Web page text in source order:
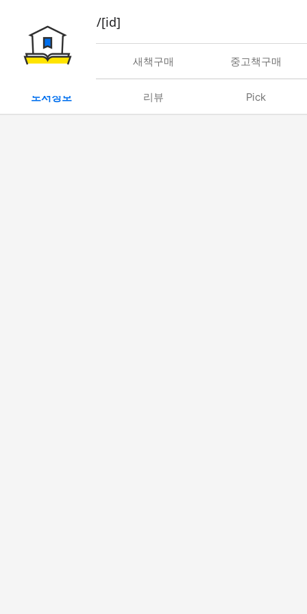
book/rent/[id]
대여 새책구매 중고책구매
도서정보 리뷰 Pick